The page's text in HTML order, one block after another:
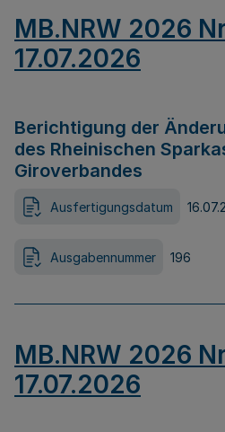
MB.NRW 2026
17.07.2026
Berichtigung der
des Rheinischen
Giroverbandes
Ausfertigungsdatum
Ausgabennummer 196
MB.NRW 2026
17.07.2026